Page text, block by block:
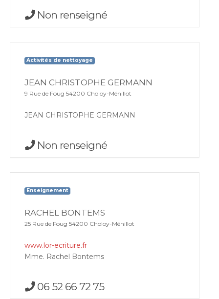
Non renseigné
Activités de nettoyage
JEAN CHRISTOPHE GERMANN
9 Rue de Foug 54200 Choloy-Ménillot
JEAN CHRISTOPHE GERMANN
Non renseigné
Enseignement
RACHEL BONTEMS
25 Rue de Foug 54200 Choloy-Ménillot
www.lor-ecriture.fr
Mme. Rachel Bontems
06 52 66 72 75